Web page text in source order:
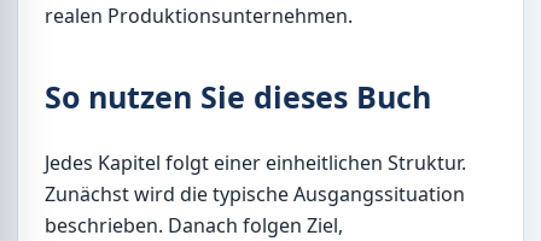
realen Produktionsunternehmen.
So nutzen Sie dieses Buch
Jedes Kapitel folgt einer einheitlichen Struktur.
Zunächst wird die typische Ausgangssituation
beschrieben. Danach folgen Ziel,